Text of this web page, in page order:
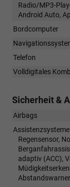
Radio/MP3-
Android Auto,
Bordcomputer
Telefon
Volldigitales
Sicherheit &
Airbags
Assistenzsysteme
Regensensor,
adaptiv (ACC),